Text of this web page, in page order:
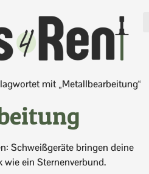
mit „Metallbearbeitung“
Schweißgeräte bringen deine
wie ein Sternenverbund.